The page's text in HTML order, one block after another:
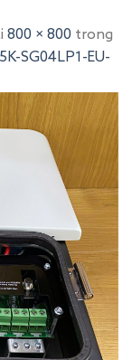
800 × 800 trong
SG04LP1-EU-